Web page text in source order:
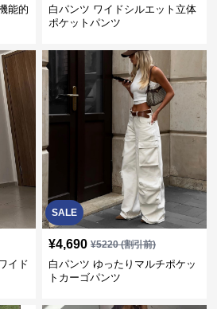
能的
白パンツ ワイドシルエット立体
ポケットパンツ
イド
SALE
¥4,690 ¥5220(割引前)
白パンツ ゆったりマルチポケッ
トカーゴパンツ